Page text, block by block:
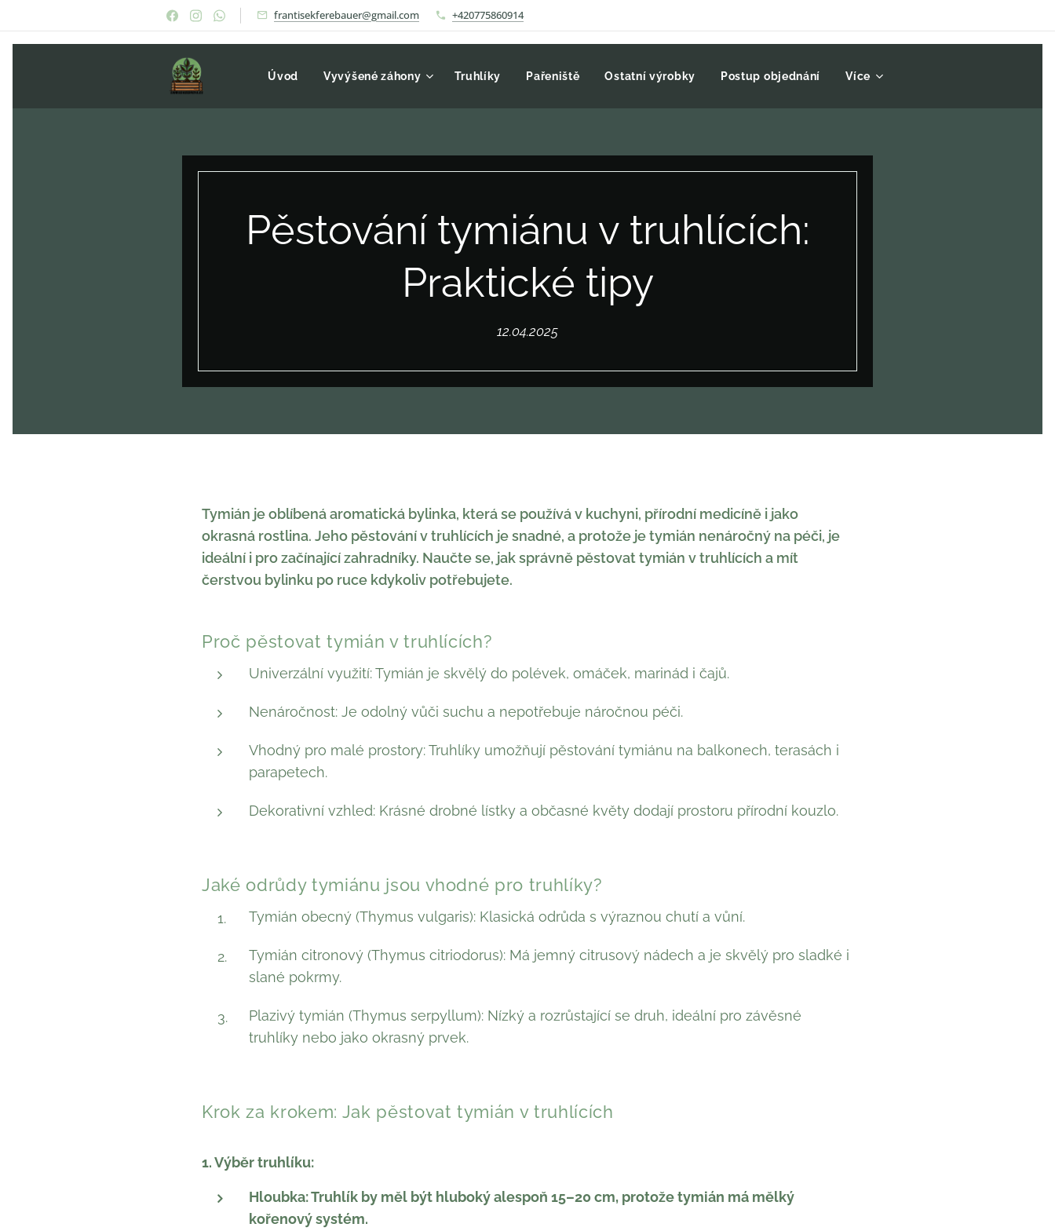
frantisekferebauer@gmail.com +420775860914
Úvod Vyvýšené záhony Truhlíky Pařeniště Ostatní výrobky Postup objednání Více
Pěstování tymiánu v truhlících:
Praktické tipy
12.04.2025
Tymián je oblíbená aromatická bylinka, která se používá v kuchyni, přírodní medicíně i jako
okrasná rostlina. Jeho pěstování v truhlících je snadné, a protože je tymián nenáročný na péči, je
ideální i pro začínající zahradníky. Naučte se, jak správně pěstovat tymián v truhlících a mít
čerstvou bylinku po ruce kdykoliv potřebujete.
Proč pěstovat tymián v truhlících?
Univerzální využití: Tymián je skvělý do polévek, omáček, marinád i čajů.
Nenáročnost: Je odolný vůči suchu a nepotřebuje náročnou péči.
Vhodný pro malé prostory: Truhlíky umožňují pěstování tymiánu na balkonech, terasách i
parapetech.
Dekorativní vzhled: Krásné drobné lístky a občasné květy dodají prostoru přírodní kouzlo.
Jaké odrůdy tymiánu jsou vhodné pro truhlíky?
Tymián obecný (Thymus vulgaris): Klasická odrůda s výraznou chutí a vůní.
Tymián citronový (Thymus citriodorus): Má jemný citrusový nádech a je skvělý pro sladké i
slané pokrmy.
Plazivý tymián (Thymus serpyllum): Nízký a rozrůstající se druh, ideální pro závěsné
truhlíky nebo jako okrasný prvek.
Krok za krokem: Jak pěstovat tymián v truhlících
1. Výběr truhlíku:
Hloubka: Truhlík by měl být hluboký alespoň 15–20 cm, protože tymián má mělký
kořenový systém.